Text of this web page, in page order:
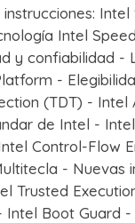
Intel
Intel
y confiabilidad -
-
(TDT) -
de Intel -
Control-Flow
- Nuevas
Trusted
Boot Guard